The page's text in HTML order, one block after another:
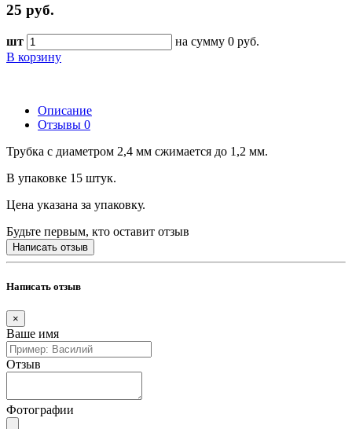
25 руб.
шт на сумму 0 руб.
В корзину
Описание
Отзывы 0
Трубка с диаметром 2,4 мм сжимается до 1,2 мм.
В упаковке 15 штук.
Цена указана за упаковку.
Будьте первым, кто оставит отзыв
Написать отзыв
Написать отзыв
×
Ваше имя
Отзыв
Фотографии